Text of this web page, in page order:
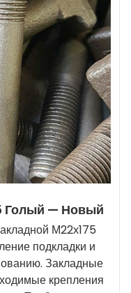
Голый — Новый
М22х175
подкладки и
Закладные
крепления